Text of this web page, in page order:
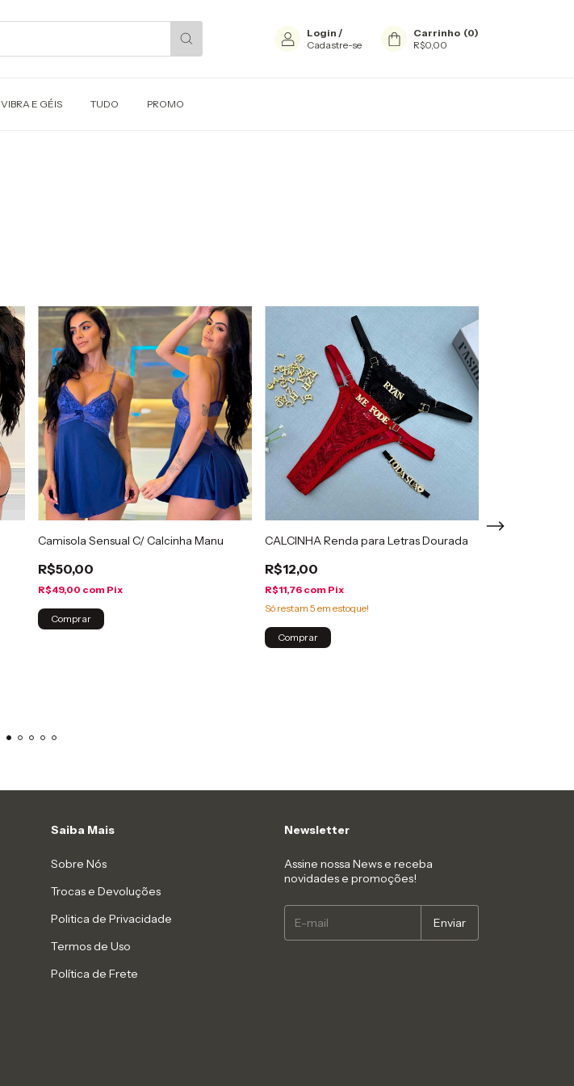
Login /
Cadastre-se
Carrinho (0)
R$0,00
VIBRA E GÉIS TUDO PROMO
Camisola Sensual C/ Calcinha Manu
R$50,00
R$49,00 com Pix
Comprar
CALCINHA Renda para Letras Dourada
R$12,00
R$11,76 com Pix
Só restam 5 em estoque!
Comprar
Saiba Mais
Sobre Nós
Trocas e Devoluções
Politica de Privacidade
Termos de Uso
Política de Frete
Newsletter
Assine nossa News e receba
novidades e promoções!